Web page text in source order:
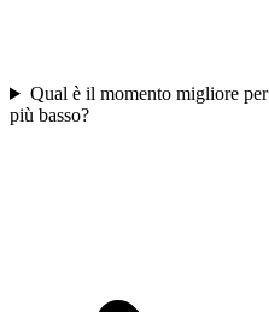
Qual è il momento migliore
più basso?